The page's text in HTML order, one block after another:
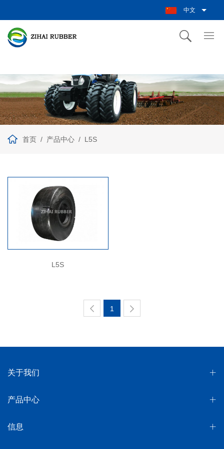
中文
首页 产品中心 L5S
L5S
1
关于我们
产品中心
信息